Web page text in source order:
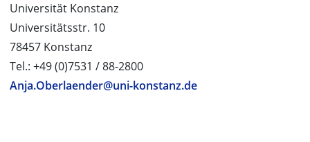
Universität Konstanz
Universitätsstr. 10
78457 Konstanz
Tel.: +49 (0)7531 / 88-2800
Anja.Oberlaender@uni-konstanz.de